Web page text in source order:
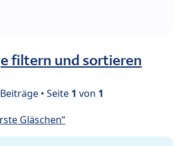
filtern und sortieren
• Seite 1 von 1
Gläschen“